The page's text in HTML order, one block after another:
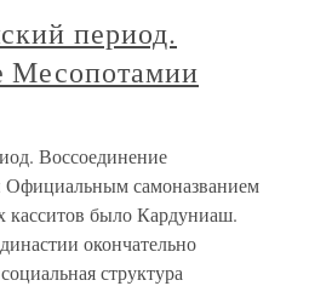
период.
Месопотамии
Воссоединение
Официальным самоназванием
касситов было Кардуниаш.
окончательно
структура